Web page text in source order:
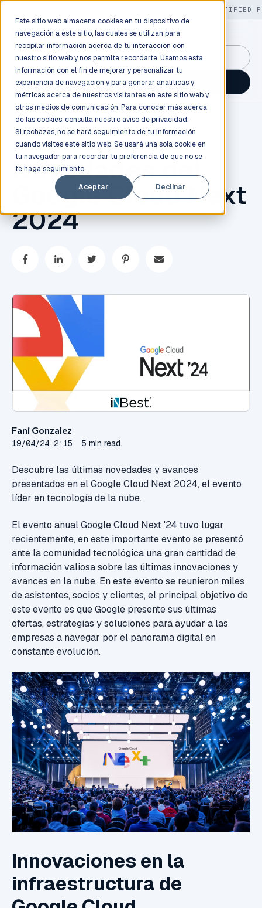
Este sitio web almacena cookies en tu dispositivo de
navegación a este sitio, las cuales se utilizan para
recopilar información acerca de tu interacción con
nuestro sitio web y nos permite recordarte. Usamos esta
información con el fin de mejorar y personalizar tu
experiencia de navegación y para generar analíticas y
métricas acerca de nuestros visitantes en este sitio web y
otros medios de comunicación. Para conocer más acerca
de las cookies, consulta nuestro aviso de privacidad.
Si rechazas, no se hará seguimiento de tu información
cuando visites este sitio web. Se usará una sola cookie en
tu navegador para recordar tu preferencia de que no se
te haga seguimiento.
Aceptar
Declinar
130+ CERTIFIED
GuidancePlex →
Talk to an engineer →
Novedades del
Google Cloud Next
2024
Fani Gonzalez
19/04/24 2:15 5 min read.
Descubre las últimas novedades y avances
presentados en el Google Cloud Next 2024, el evento
líder en tecnología de la nube.
El evento anual Google Cloud Next '24 tuvo lugar
recientemente, en este importante evento se presentó
ante la comunidad tecnológica una gran cantidad de
información valiosa sobre las últimas innovaciones y
avances en la nube. En este evento se reunieron miles
de asistentes, socios y clientes, el principal objetivo de
este evento es que Google presente sus últimas
ofertas, estrategias y soluciones para ayudar a las
empresas a navegar por el panorama digital en
constante evolución.
Innovaciones en la
infraestructura de